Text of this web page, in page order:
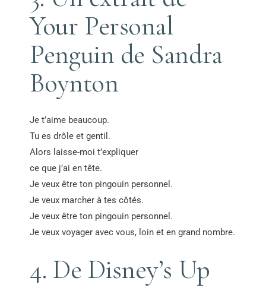
Your Personal
Penguin de Sandra
Boynton
Je t’aime beaucoup.
Tu es drôle et gentil.
Alors laisse-moi t’expliquer
ce que j’ai en tête.
Je veux être ton pingouin personnel.
Je veux marcher à tes côtés.
Je veux être ton pingouin personnel.
Je veux voyager avec vous, loin et en grand nombre.
4. De Disney’s Up